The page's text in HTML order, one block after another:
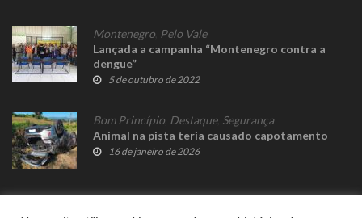
Montenegro Pelo Vale
Lançada a campanha “Montenegro contra a
dengue”
5 de outubro de 2022
Bom Princípio Destaque, Segurança
Animal na pista teria causado capotamento
16 de janeiro de 2026